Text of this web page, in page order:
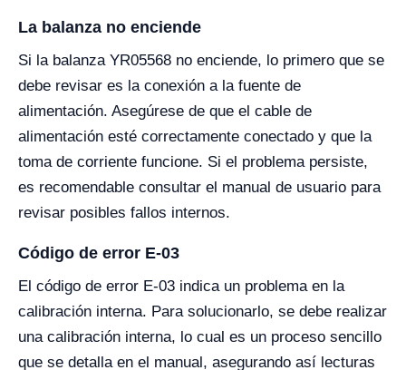
La balanza no enciende
Si la balanza YR05568 no enciende, lo primero que se
debe revisar es la conexión a la fuente de
alimentación. Asegúrese de que el cable de
alimentación esté correctamente conectado y que la
toma de corriente funcione. Si el problema persiste,
es recomendable consultar el manual de usuario para
revisar posibles fallos internos.
Código de error E-03
El código de error E-03 indica un problema en la
calibración interna. Para solucionarlo, se debe realizar
una calibración interna, lo cual es un proceso sencillo
que se detalla en el manual, asegurando así lecturas